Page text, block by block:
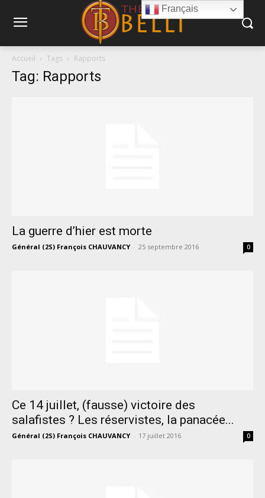
Accueil Tags Rapports
Tag: Rapports
La guerre d’hier est morte
Général (2S) François CHAUVANCY - 25 septembre 2016 0
Ce 14 juillet, (fausse) victoire des
salafistes ? Les réservistes, la panacée...
Général (2S) François CHAUVANCY - 17 juillet 2016 0
Français